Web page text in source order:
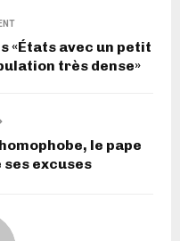
«États avec un petit
très dense»
le pape
excuses